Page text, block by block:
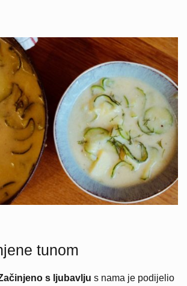
tunom
s ljubavlju s nama je podijelio